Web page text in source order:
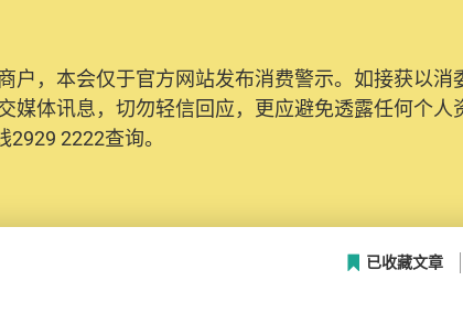
户，本会仅于官方网站发布消费警示。如接获以
媒体讯息，切勿轻信回应，更应避免透露任何个
2222查询。
已收藏文章